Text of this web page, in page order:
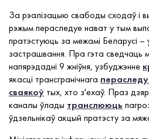
За рэалізацыю свабоды сходаў і
рэжым пераследуе нават у тым
пратэстуюць за межамі Беларусі –
застрашвання. Пра гэта сведчаць
напярэдадні 9 жніўня, узбуджэнне
якасці трансгранічнага пераследу
сваякоў тых, хто з'ехаў. Праз
каналы ўлады транслююць
ўдзельнікаў акцый пратэсту за